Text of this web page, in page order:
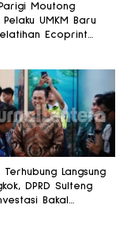
Parigi Moutong
UMKM Baru
Ecoprint
Terhubung Langsung
DPRD Sulteng
Bakal